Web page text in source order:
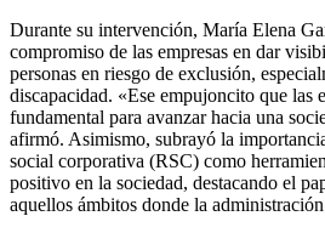
Durante su intervención, María Elena
compromiso de las empresas en dar
personas en riesgo de exclusión,
discapacidad. «Ese empujoncito que las
fundamental para avanzar hacia una
afirmó. Asimismo, subrayó la
social corporativa (RSC) como
positivo en la sociedad, destacando el
aquellos ámbitos donde la